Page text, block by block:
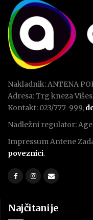
Nakladnik: ANTENA
Adresa: Trg kneza
Kontakt: 023/777-999,
Nadležni regulator:
Impressum Antene
poveznici.
Najčitanije